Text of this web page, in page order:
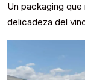
Un packaging
delicadeza del